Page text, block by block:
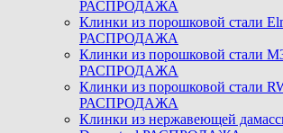
РАСПРОДАЖА
Клинки из порошковой стали
РАСПРОДАЖА
Клинки из порошковой стали
РАСПРОДАЖА
Клинки из порошковой стали
РАСПРОДАЖА
Клинки из нержавеющей